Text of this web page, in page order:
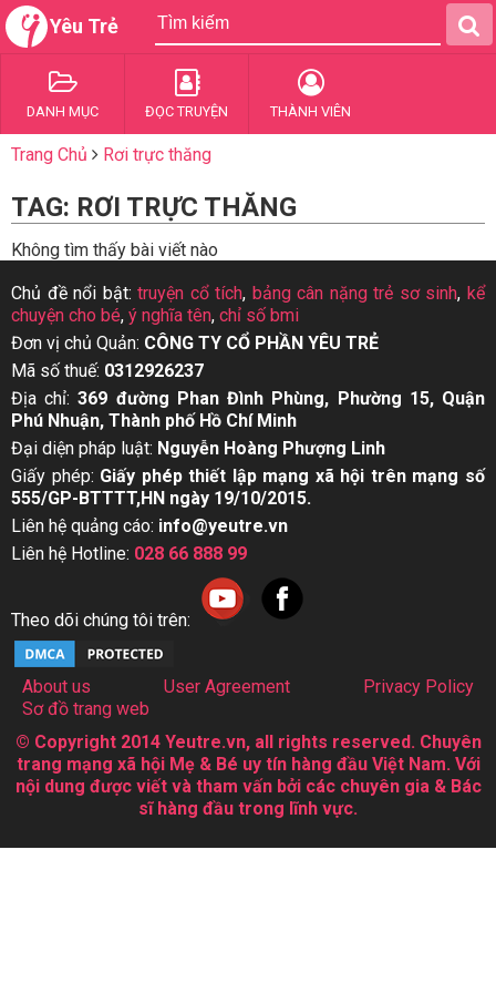
Yêu Trẻ
DANH MỤC ĐỌC TRUYỆN THÀNH VIÊN
Trang Chủ Rơi trực thăng
TAG: RƠI TRỰC THĂNG
Không tìm thấy bài viết nào
Chủ đề nổi bật:truyện cổ tích, bảng cân nặng trẻ sơ sinh,kể
chuyện cho bé, ý nghĩa tên, chỉ số bmi
Đơn vị chủ Quản: CÔNG TY CỔ PHẦN YÊU TRẺ
Mã số thuế: 0312926237
Địa chỉ:369 đường Phan Đình Phùng, Phường 15, Quận
Phú Nhuận, Thành phố Hồ Chí Minh
Đại diện pháp luật: Nguyễn Hoàng Phượng Linh
Giấy phép: Giấy phép thiết lập mạng xã hội trên mạng số
555/GP-BTTTT,HN ngày 19/10/2015.
Liên hệ quảng cáo: info@yeutre.vn
Liên hệ Hotline: 028 66 888 99
Theo dõi chúng tôi trên:
About us User Agreement
Privacy Policy
Sơ đồ trang web
© Copyright 2014 Yeutre.vn, all rights reserved. Chuyên
trang mạng xã hội Mẹ & Bé uy tín hàng đầu Việt Nam. Với
nội dung được viết và tham vấn bởi các chuyên gia & Bác
sĩ hàng đầu trong lĩnh vực.